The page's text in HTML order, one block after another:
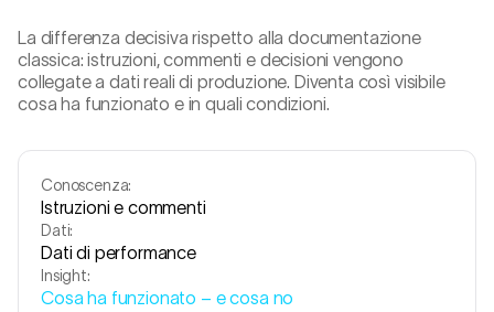
La differenza decisiva rispetto alla documentazione
classica: istruzioni, commenti e decisioni vengono
collegate a dati reali di produzione. Diventa così visibile
cosa ha funzionato e in quali condizioni.
Conoscenza:
Istruzioni e commenti
Dati:
Dati di performance
Insight:
Cosa ha funzionato – e cosa no